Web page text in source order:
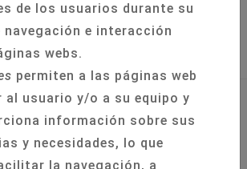
de Soporte Vital
organizado por
en Sevilla
SEMES ANDALUCIA
de los usuarios durante su
navegación e interacción
webs.
permiten a las páginas web
al usuario y/o a su equipo y
información sobre sus
y necesidades, lo que
la navegación, a